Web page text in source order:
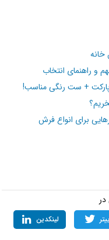
پس از طرح و نقش آن
می‌کنید؟ حتما برای
راهنمای انتخاب
+ ست رنگی مناسب!